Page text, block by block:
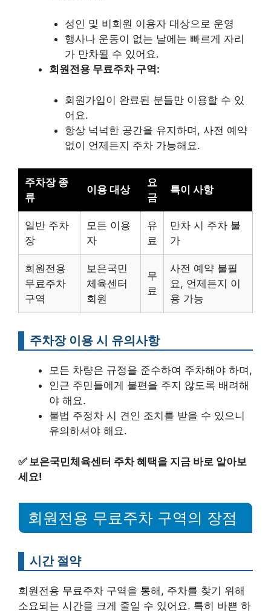
성인 및 비회원 이용자 대상으로 운영
행사나 운동이 없는 날에는 빠르게 자리
가 만차될 수 있어요.
회원전용 무료주차 구역:
회원가입이 완료된 분들만 이용할 수 있
어요.
항상 넉넉한 공간을 유지하며, 사전 예약
없이 언제든지 주차 가능해요.
주차장 종
류
이용 대상
요
금
특이 사항
일반 주차
장
모든 이용
자
유
료
만차 시 주차 불
가
회원전용
무료주차
구역
보은국민
체육센터
회원
무
료
사전 예약 불필
요, 언제든지 이
용 가능
주차장 이용 시 유의사항
모든 차량은 규정을 준수하여 주차해야 하며,
인근 주민들에게 불편을 주지 않도록 배려해
야 해요.
불법 주정차 시 견인 조치를 받을 수 있으니
유의하셔야 해요.
✅ 보은국민체육센터 주차 혜택을 지금 바로 알아보
세요!
회원전용 무료주차 구역의 장점
시간 절약
회원전용 무료주차 구역을 통해, 주차를 찾기 위해
소요되는 시간을 크게 줄일 수 있어요. 특히 바쁜 하